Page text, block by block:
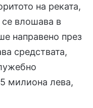
на реката,
се влошава в
направено през
средствата,
милиона лева,